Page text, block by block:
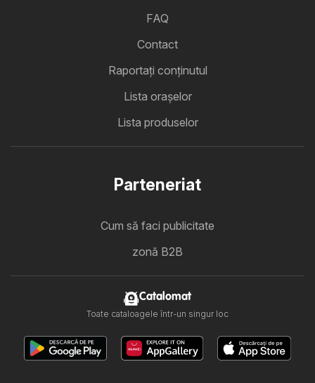
FAQ
Contact
Raportați conținutul
Lista oraşelor
Lista produselor
Parteneriat
Cum să faci publicitate
zonă B2B
Catalomat
Toate cataloagele într-un singur loc